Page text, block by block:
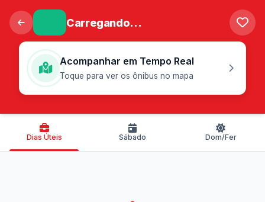
Carregando...
Acompanhar em Tempo Real
Toque para ver os ônibus no mapa
Dias Úteis Sábado Dom/Fer